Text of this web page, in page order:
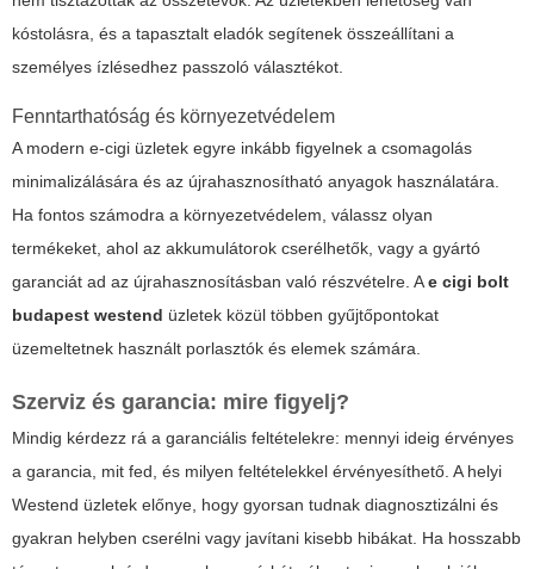
kóstolásra, és a tapasztalt eladók segítenek összeállítani a
személyes ízlésedhez passzoló választékot.
Fenntarthatóság és környezetvédelem
A modern e-cigi üzletek egyre inkább figyelnek a csomagolás
minimalizálására és az újrahasznosítható anyagok használatára.
Ha fontos számodra a környezetvédelem, válassz olyan
termékeket, ahol az akkumulátorok cserélhetők, vagy a gyártó
garanciát ad az újrahasznosításban való részvételre. Ae cigi bolt
budapest westend üzletek közül többen gyűjtőpontokat
üzemeltetnek használt porlasztók és elemek számára.
Szerviz és garancia: mire figyelj?
Mindig kérdezz rá a garanciális feltételekre: mennyi ideig érvényes
a garancia, mit fed, és milyen feltételekkel érvényesíthető. A helyi
Westend üzletek előnye, hogy gyorsan tudnak diagnosztizálni és
gyakran helyben cserélni vagy javítani kisebb hibákat. Ha hosszabb